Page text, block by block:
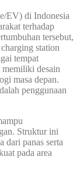
EV) di Indonesia
terhadap
tersebut,
station
tempat
desain
masa depan.
penggunaan
Struktur ini
dari panas serta
pada area